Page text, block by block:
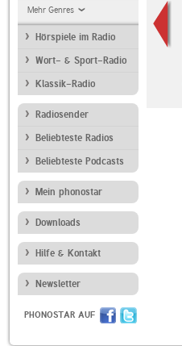
Mehr Genres
Hörspiele im Radio
Wort- & Sport-Radio
Klassik-Radio
Radiosender
Beliebteste Radios
Beliebteste Podcasts
Mein phonostar
Downloads
Hilfe & Kontakt
Newsletter
PHONOSTAR AUF
hitmix-